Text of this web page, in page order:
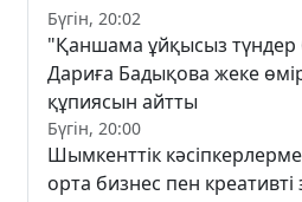
Бүгін, 20:02
"Қаншама ұйқысыз түндер
Дариға Бадықова жеке
құпиясын айтты
Бүгін, 20:00
Шымкенттік
орта бизнес пен